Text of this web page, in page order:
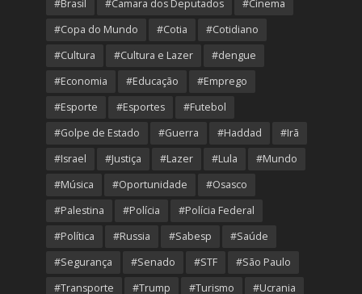
#Brasil #Camara dos Deputados
#Cinema
#Copa do Mundo
#Cotia
#Cotidiano
#Cultura
#Cultura e Lazer
#dengue
#Economia
#Educação
#Emprego
#Esporte
#Esportes
#Futebol
#Golpe de Estado
#Guerra #Haddad
#Irã
#Israel
#Justiça #Lazer #Lula
#Mundo
#Música
#Oportunidade
#Osasco
#Palestina
#Polícia
#Polícia Federal
#Política
#Russia #Sabesp
#Saúde
#Segurança
#Senado #STF
#São Paulo
#Transporte
#Trump #Turismo #Ucrania